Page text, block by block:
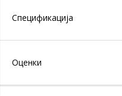
Спецификација
Оценки